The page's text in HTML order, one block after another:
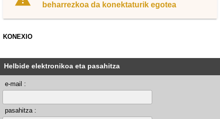
beharrezkoa da konektaturik egotea
KONEXIO
Helbide elektronikoa eta pasahitza
e-mail :
pasahitza :